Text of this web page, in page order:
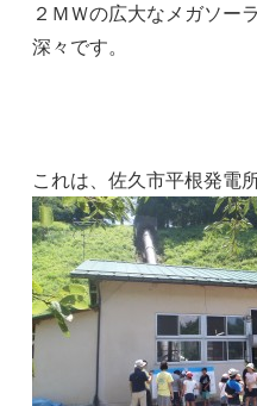
２ＭＷの広大なメガソー
深々です。
これは、佐久市平根発電